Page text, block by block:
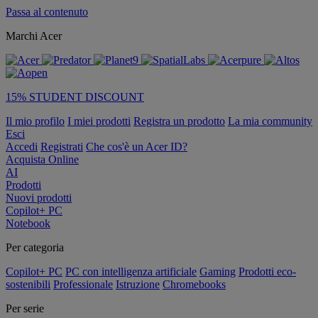
Passa al contenuto
Marchi Acer
15% STUDENT DISCOUNT
Il mio profilo I miei prodotti Registra un prodotto La mia community
Esci
Accedi Registrati Che cos'è un Acer ID?
Acquista Online
AI
Prodotti
Nuovi prodotti
Copilot+ PC
Notebook
Per categoria
Copilot+ PC PC con intelligenza artificiale Gaming Prodotti eco-
sostenibili Professionale Istruzione Chromebooks
Per serie